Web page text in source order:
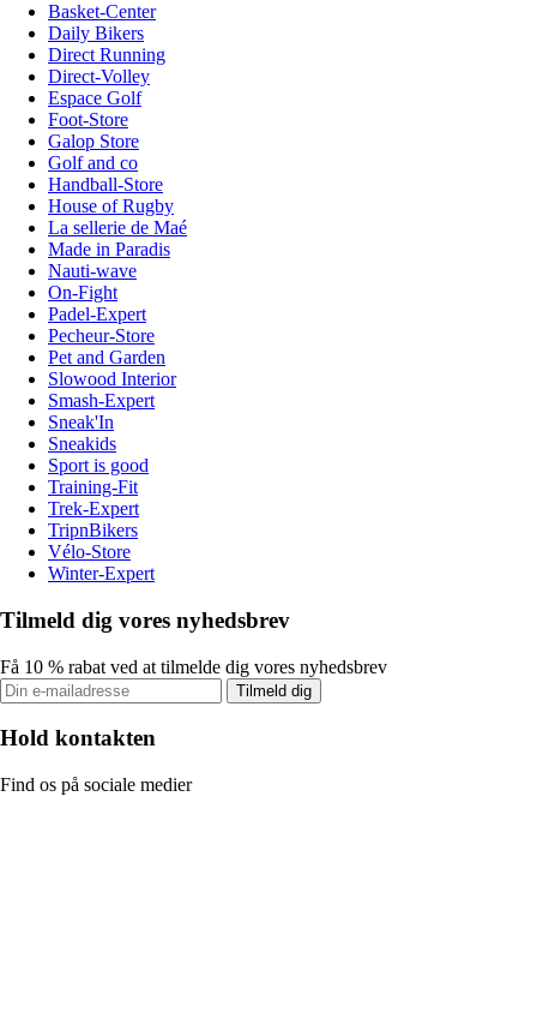
Basket-Center
Daily Bikers
Direct Running
Direct-Volley
Espace Golf
Foot-Store
Galop Store
Golf and co
Handball-Store
House of Rugby
La sellerie de Maé
Made in Paradis
Nauti-wave
On-Fight
Padel-Expert
Pecheur-Store
Pet and Garden
Slowood Interior
Smash-Expert
Sneak'In
Sneakids
Sport is good
Training-Fit
Trek-Expert
TripnBikers
Vélo-Store
Winter-Expert
Tilmeld dig vores nyhedsbrev
Få 10 % rabat ved at tilmelde dig vores nyhedsbrev
Tilmeld dig
Hold kontakten
Find os på sociale medier